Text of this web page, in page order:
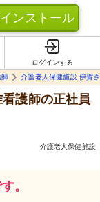
ンストール
ログインする
師 介護老人保健施設 伊賀
護師の正社員
介護老人保健施設
。